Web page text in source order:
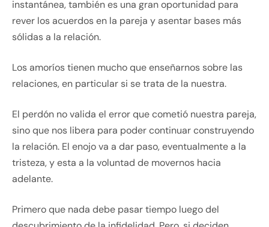
instantánea, también es una gran oportunidad para
rever los acuerdos en la pareja y asentar bases más
sólidas a la relación.
Los amoríos tienen mucho que enseñarnos sobre las
relaciones, en particular si se trata de la nuestra.
El perdón no valida el error que cometió nuestra pareja,
sino que nos libera para poder continuar construyendo
la relación. El enojo va a dar paso, eventualmente a la
tristeza, y esta a la voluntad de movernos hacia
adelante.
Primero que nada debe pasar tiempo luego del